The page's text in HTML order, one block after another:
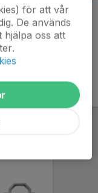
för att vår
De används
hjälpa oss att